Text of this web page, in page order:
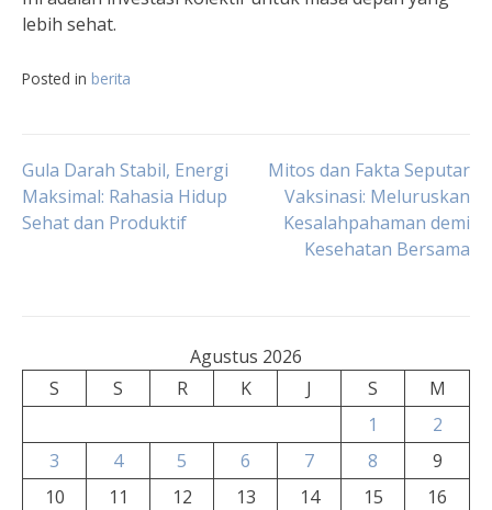
lebih sehat.
Posted in berita
Navigasi
pos
Gula Darah Stabil, Energi
Maksimal: Rahasia Hidup
Sehat dan Produktif
Mitos dan Fakta Seputar
Vaksinasi: Meluruskan
Kesalahpahaman demi
Kesehatan Bersama
Agustus 2026
S
S R K J S
M
1
2
3
4 5 6 7 8
9
10
11 12 13 14 15
16